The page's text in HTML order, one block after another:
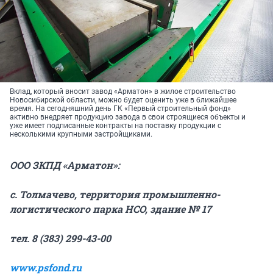
Вклад, который вносит завод «Арматон» в жилое строительство
Новосибирской области, можно будет оценить уже в ближайшее
время. На сегодняшний день ГК «Первый строительный фонд»
активно внедряет продукцию завода в свои строящиеся объекты и
уже имеет подписанные контракты на поставку продукции с
несколькими крупными застройщиками.
ООО ЗКПД «Арматон»:
с. Толмачево, территория промышленно-
логистического парка НСО, здание № 17
тел. 8 (383) 299-43-00
www.psfond.ru